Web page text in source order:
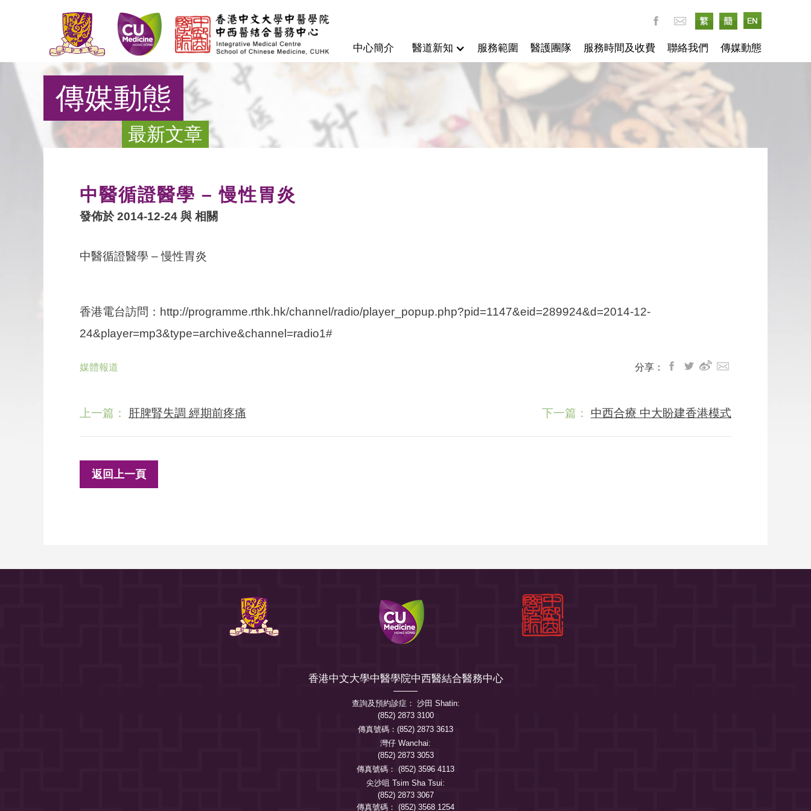
中心簡介 醫道新知 服務範圍 醫護團隊 服務時間及收費 聯絡我們 傳媒動態
傳媒動態
最新文章
中醫循證醫學 – 慢性胃炎
發佈於 2014-12-24 與 相關
中醫循證醫學 – 慢性胃炎
香港電台訪問：http://programme.rthk.hk/channel/radio/player_popup.php?pid=1147&eid=289924&d=2014-12-
24&player=mp3&type=archive&channel=radio1#
媒體報道 分享：
上一篇： 肝脾腎失調 經期前疼痛 下一篇： 中西合療 中大盼建香港模式
返回上一頁
香港中文大學中醫學院中西醫結合醫務中心
查詢及預約診症： 沙田 Shatin:
(852) 2873 3100
傳真號碼：(852) 2873 3613
灣仔 Wanchai:
(852) 2873 3053
傳真號碼： (852) 3596 4113
尖沙咀 Tsim Sha Tsui:
(852) 2873 3067
傳真號碼： (852) 3568 1254